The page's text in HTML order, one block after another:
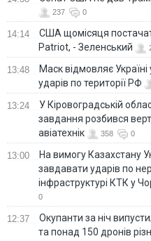
237 0
14:14
США щомісяця
Patriot, - Зеленський
13:48
Маск відмовляє
ударів по території РФ
13:24
У Кіровоградській
завдання розбився
авіатехнік
358 0
13:00
На вимогу Казахстану
завдавати ударів по
інфраструктурі КТК у
0
12:37
Окупанти за ніч
та понад 150 дронів